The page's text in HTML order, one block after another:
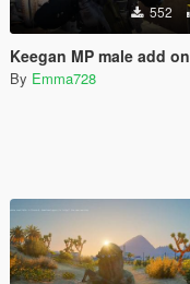
552
Keegan MP male add on
By Emma728